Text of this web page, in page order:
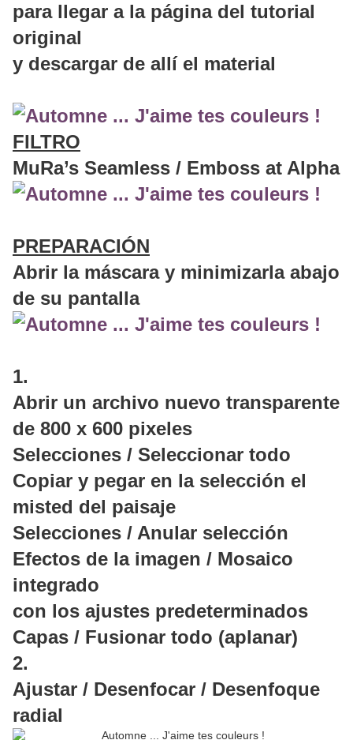
para llegar a la página del tutorial
original
y descargar de allí el material
FILTRO
MuRa’s Seamless / Emboss at Alpha
PREPARACIÓN
Abrir la máscara y minimizarla abajo
de su pantalla
1.
Abrir un archivo nuevo transparente
de 800 x 600 pixeles
Selecciones / Seleccionar todo
Copiar y pegar en la selección el
misted del paisaje
Selecciones / Anular selección
Efectos de la imagen / Mosaico
integrado
con los ajustes predeterminados
Capas / Fusionar todo (aplanar)
2.
Ajustar / Desenfocar / Desenfoque
radial